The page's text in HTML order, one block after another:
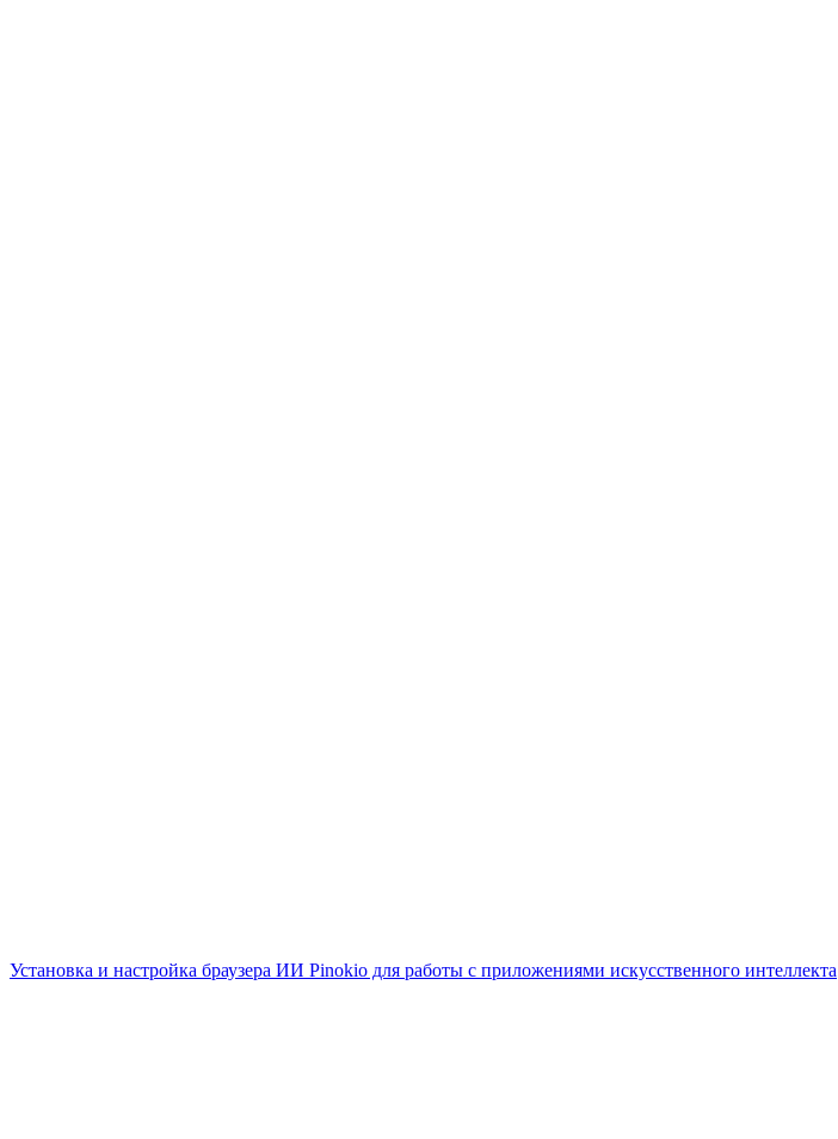
Установка и настройка браузера ИИ Pinokio для работы с приложениями искусственного интеллекта